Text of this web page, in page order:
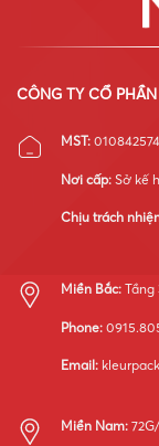
CÔNG TY CỔ
MST:
Nơi cấp: Sở kế
Chịu trách
Miền Bắc: Tầng
Phone:
Email:
Miền Nam: